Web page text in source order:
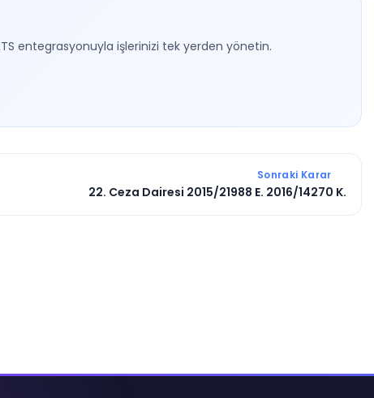
entegrasyonuyla işlerinizi tek yerden yönetin.
Sonraki Karar
22. Ceza Dairesi 2015/21988 E. 2016/14270 K.